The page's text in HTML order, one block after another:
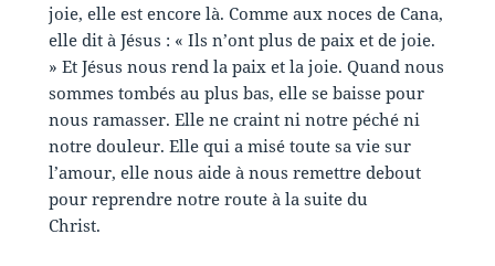
joie, elle est encore là. Comme aux noces de Cana,
elle dit à Jésus : « Ils n’ont plus de paix et de joie.
» Et Jésus nous rend la paix et la joie. Quand nous
sommes tombés au plus bas, elle se baisse pour
nous ramasser. Elle ne craint ni notre péché ni
notre douleur. Elle qui a misé toute sa vie sur
l’amour, elle nous aide à nous remettre debout
pour reprendre notre route à la suite du
Christ.